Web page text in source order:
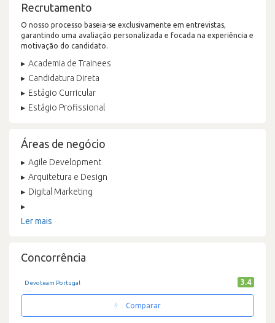
Recrutamento
O nosso processo baseia-se exclusivamente em entrevistas,
garantindo uma avaliação personalizada e focada na experiência e
motivação do candidato.
Academia de Trainees
Candidatura Direta
Estágio Curricular
Estágio Profissional
Áreas de negócio
Agile Development
Arquitetura e Design
Digital Marketing
Ler mais
Concorrência
Devoteam Portugal 3.4
Comparar